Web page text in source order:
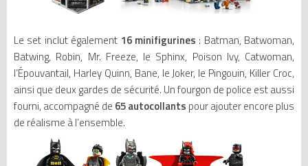
Le set inclut également 16 minifigurines : Batman, Batwoman,
Batwing, Robin, Mr. Freeze, le Sphinx, Poison Ivy, Catwoman,
l’Épouvantail, Harley Quinn, Bane, le Joker, le Pingouin, Killer Croc,
ainsi que deux gardes de sécurité. Un fourgon de police est aussi
fourni, accompagné de 65 autocollants pour ajouter encore plus
de réalisme à l’ensemble.